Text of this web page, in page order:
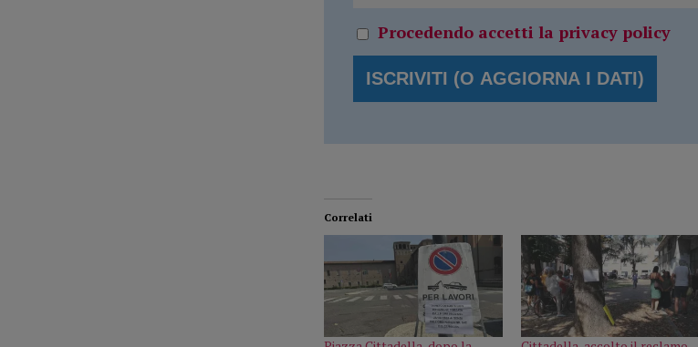
Procedendo accetti la privacy policy
Correlati